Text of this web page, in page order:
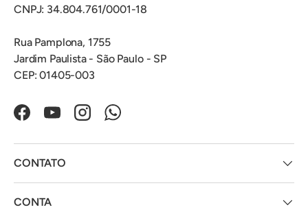
CNPJ: 34.804.761/0001-18
Rua Pamplona, 1755
Jardim Paulista - São Paulo - SP
CEP: 01405-003
FacebookYouTubeInstagramWhatsApp
CONTATO
CONTA